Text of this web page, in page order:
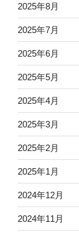
2025年8月
2025年7月
2025年6月
2025年5月
2025年4月
2025年3月
2025年2月
2025年1月
2024年12月
2024年11月